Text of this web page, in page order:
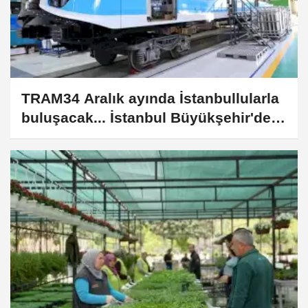
TRAM34 Aralık ayında İstanbullularla
buluşacak... İstanbul Büyükşehir'den
yerli raylı sistem